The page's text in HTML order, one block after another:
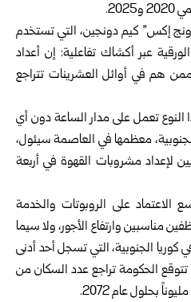
إكس” كيم دونجين، التي تستخدم
عبر أكشاك ‏تفاعلية: إن أعداد
هم في أوائل العشرينات تتراجع
النوع تعمل على مدار الساعة دون أي
معظمها ‏في العاصمة سيئول،
لإعداد مشروبات القهوة في أربعة
على الروبوتات والخدمة
مناسبين ‏وارتفاع الأجور، ولا سيما
الجنوبية، التي تسجل أحد أدنى
تتوقع الحكومة تراجع عدد السكان من